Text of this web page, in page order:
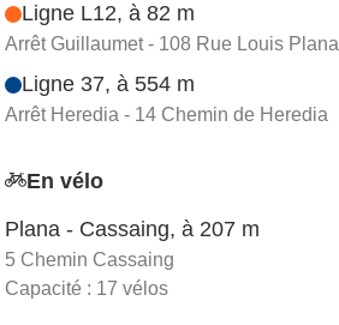
Ligne L12, à 82 m
Arrêt Guillaumet - 108 Rue Louis Plana
Ligne 37, à 554 m
Arrêt Heredia - 14 Chemin de Heredia
En vélo
Plana - Cassaing, à 207 m
5 Chemin Cassaing
Capacité : 17 vélos